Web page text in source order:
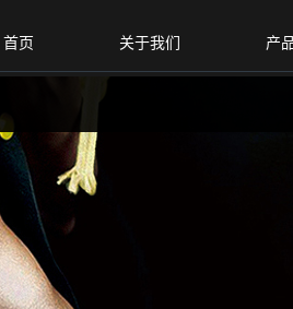
首页 关于我们 产